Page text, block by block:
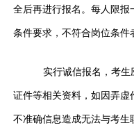
全后再进行报名。每人限报
条件要求，不符合岗位条件
实行诚信报名，考生
证件等相关资料，如因弄
不准确信息造成无法与考生